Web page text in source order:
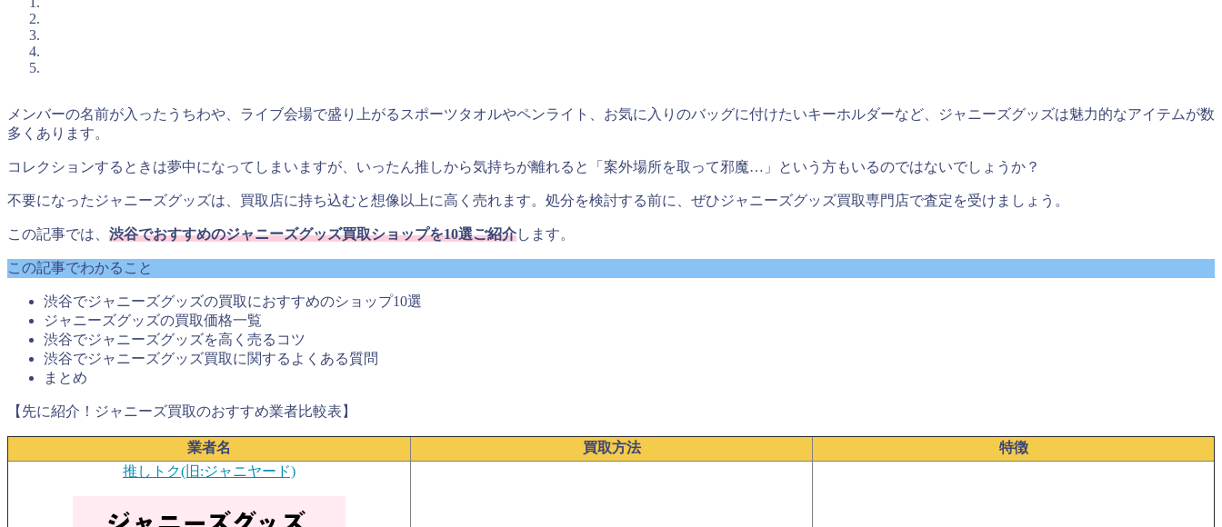
メンバーの名前が入ったうちわや、ライブ会場で盛り上がるスポーツタオルやペンライト、お気に入りのバッグに付けたいキーホルダーなど、ジャニーズグッズは魅力的なアイテムが数
多くあります。
コレクションするときは夢中になってしまいますが、いったん推しから気持ちが離れると「案外場所を取って邪魔…」という方もいるのではないでしょうか？
不要になったジャニーズグッズは、買取店に持ち込むと想像以上に高く売れます。処分を検討する前に、ぜひジャニーズグッズ買取専門店で査定を受けましょう。
この記事では、 渋谷でおすすめのジャニーズグッズ買取ショップを10選ご紹介します。
この記事でわかること
渋谷でジャニーズグッズの買取におすすめのショップ10選
ジャニーズグッズの買取価格一覧
渋谷でジャニーズグッズを高く売るコツ
渋谷でジャニーズグッズ買取に関するよくある質問
まとめ
【先に紹介！ジャニーズ買取のおすすめ業者比較表】
業者名 買取方法
特徴
推しトク(旧:ジャニヤード)